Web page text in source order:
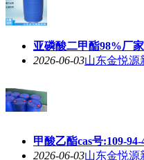
亚磷酸二甲酯98%厂
2026-06-03山东金悦源
甲酸乙酯cas号:109-
2026-06-03山东金悦源